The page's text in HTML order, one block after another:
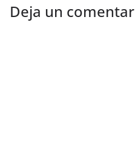
Deja un